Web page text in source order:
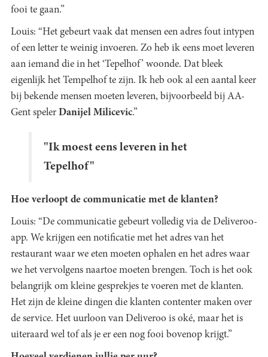
fooi te gaan.”
Louis: “Het gebeurt vaak dat mensen een adres fout intypen
of een letter te weinig invoeren. Zo heb ik eens moet leveren
aan iemand die in het ‘Tepelhof’ woonde. Dat bleek
eigenlijk het Tempelhof te zijn. Ik heb ook al een aantal keer
bij bekende mensen moeten leveren, bijvoorbeeld bij AA-
Gent speler Danijel Milicevic.”
"Ik moest eens leveren in het
Tepelhof"
Hoe verloopt de communicatie met de klanten?
Louis: “De communicatie gebeurt volledig via de Deliveroo-
app. We krijgen een notificatie met het adres van het
restaurant waar we eten moeten ophalen en het adres waar
we het vervolgens naartoe moeten brengen. Toch is het ook
belangrijk om kleine gesprekjes te voeren met de klanten.
Het zijn de kleine dingen die klanten contenter maken over
de service. Het uurloon van Deliveroo is oké, maar het is
uiteraard wel tof als je er een nog fooi bovenop krijgt.”